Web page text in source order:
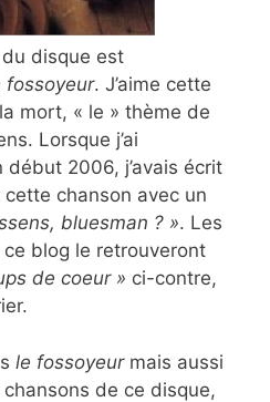
disque est
fossoyeur. J’aime cette
mort, « le » thème de
Lorsque j’ai
2006, j’avais écrit
chanson avec un
bluesman ? ». Les
blog le retrouveront
de coeur » ci-contre,
le fossoyeurmais aussi
de ce disque,